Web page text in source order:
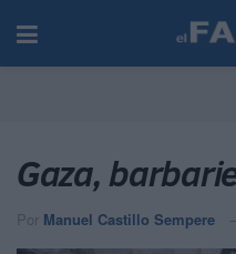
Gaza,
Por Manuel Castillo Sempere